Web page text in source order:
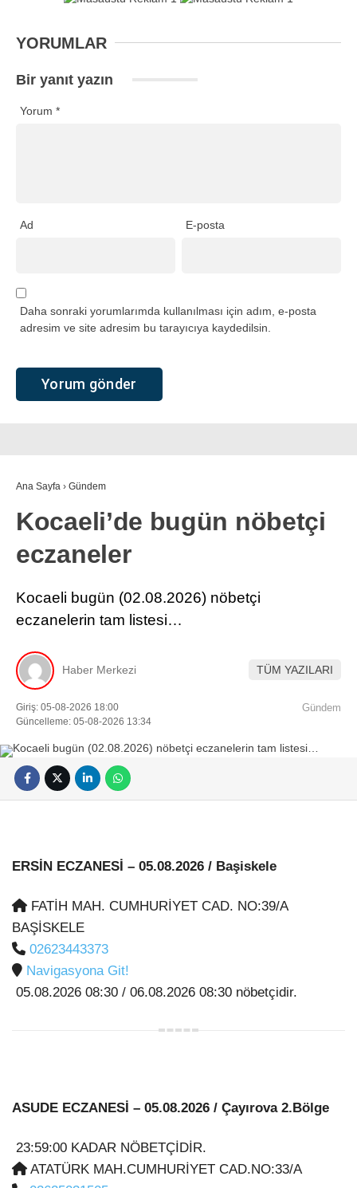
YORUMLAR
Bir yanıt yazın
Yorum *
Ad E-posta
Daha sonraki yorumlarımda kullanılması için adım, e-posta
adresim ve site adresim bu tarayıcıya kaydedilsin.
Ana Sayfa › Gündem
Kocaeli’de bugün nöbetçi
eczaneler
Kocaeli bugün (02.08.2026) nöbetçi
eczanelerin tam listesi…
Haber Merkezi TÜM YAZILARI
Giriş: 05-08-2026 18:00
Güncelleme: 05-08-2026 13:34
Gündem
ERSİN ECZANESİ – 05.08.2026 / Başiskele
FATİH MAH. CUMHURİYET CAD. NO:39/A
BAŞİSKELE
02623443373
Navigasyona Git!
05.08.2026 08:30 / 06.08.2026 08:30 nöbetçidir.
ASUDE ECZANESİ – 05.08.2026 / Çayırova 2.Bölge
23:59:00 KADAR NÖBETÇİDİR.
ATATÜRK MAH.CUMHURİYET CAD.NO:33/A